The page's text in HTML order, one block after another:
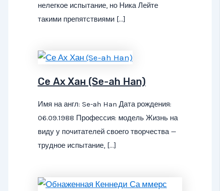
нелегкое испытание, но Ника Лейте
такими препятствиями […]
Се Ах Хан (Se-ah Han)
Имя на англ: Se-ah Han Дата рождения:
06.09.1988 Профессия: модель Жизнь на
виду у почитателей своего творчества —
трудное испытание, […]